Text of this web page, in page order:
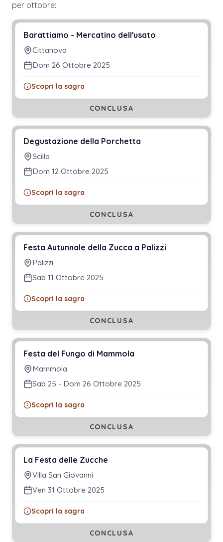
per ottobre:
Barattiamo - Mercatino dell'usato
Cittanova
Dom 26 Ottobre 2025
Scopri la sagra
CONCLUSA
Degustazione della Porchetta
Scilla
Dom 12 Ottobre 2025
Scopri la sagra
CONCLUSA
Festa Autunnale della Zucca a Palizzi
Palizzi
Sab 11 Ottobre 2025
Scopri la sagra
CONCLUSA
Festa del Fungo di Mammola
Mammola
Sab 25 - Dom 26 Ottobre 2025
Scopri la sagra
CONCLUSA
La Festa delle Zucche
Villa San Giovanni
Ven 31 Ottobre 2025
Scopri la sagra
CONCLUSA